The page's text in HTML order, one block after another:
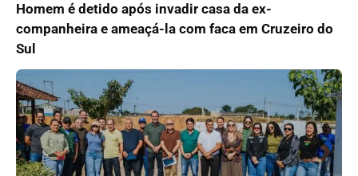
Homem é detido após invadir casa da ex-
companheira e ameaçá-la com faca em Cruzeiro do
Sul